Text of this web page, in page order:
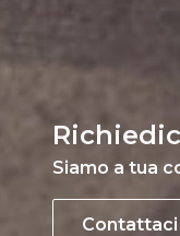
Siamo a tua
Contattaci